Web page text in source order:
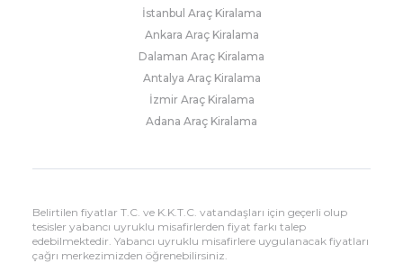
İstanbul Araç Kiralama
Ankara Araç Kiralama
Dalaman Araç Kiralama
Antalya Araç Kiralama
İzmir Araç Kiralama
Adana Araç Kiralama
Belirtilen fiyatlar T.C. ve K.K.T.C. vatandaşları için geçerli olup
tesisler yabancı uyruklu misafirlerden fiyat farkı talep
edebilmektedir. Yabancı uyruklu misafirlere uygulanacak fiyatları
çağrı merkezimizden öğrenebilirsiniz.